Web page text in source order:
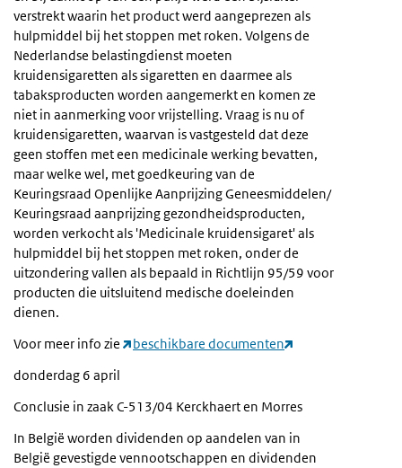
verstrekt waarin het product werd aangeprezen als
hulpmiddel bij het stoppen met roken. Volgens de
Nederlandse belastingdienst moeten
kruidensigaretten als sigaretten en daarmee als
tabaksproducten worden aangemerkt en komen ze
niet in aanmerking voor vrijstelling. Vraag is nu of
kruidensigaretten, waarvan is vastgesteld dat deze
geen stoffen met een medicinale werking bevatten,
maar welke wel, met goedkeuring van de
Keuringsraad Openlijke Aanprijzing Geneesmiddelen/
Keuringsraad aanprijzing gezondheidsproducten,
worden verkocht als 'Medicinale kruidensigaret' als
hulpmiddel bij het stoppen met roken, onder de
uitzondering vallen als bepaald in Richtlijn 95/59 voor
producten die uitsluitend medische doeleinden
dienen.
Voor meer info zie
beschikbare documenten
donderdag 6 april
Conclusie in zaak C-513/04 Kerckhaert en Morres
In België worden dividenden op aandelen van in
België gevestigde vennootschappen en dividenden